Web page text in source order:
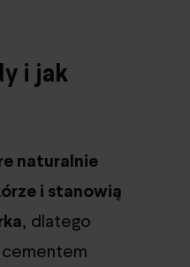
i jak
naturalnie
i stanowią
, dlatego